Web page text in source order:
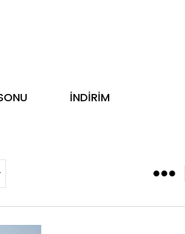
İNDİRİM